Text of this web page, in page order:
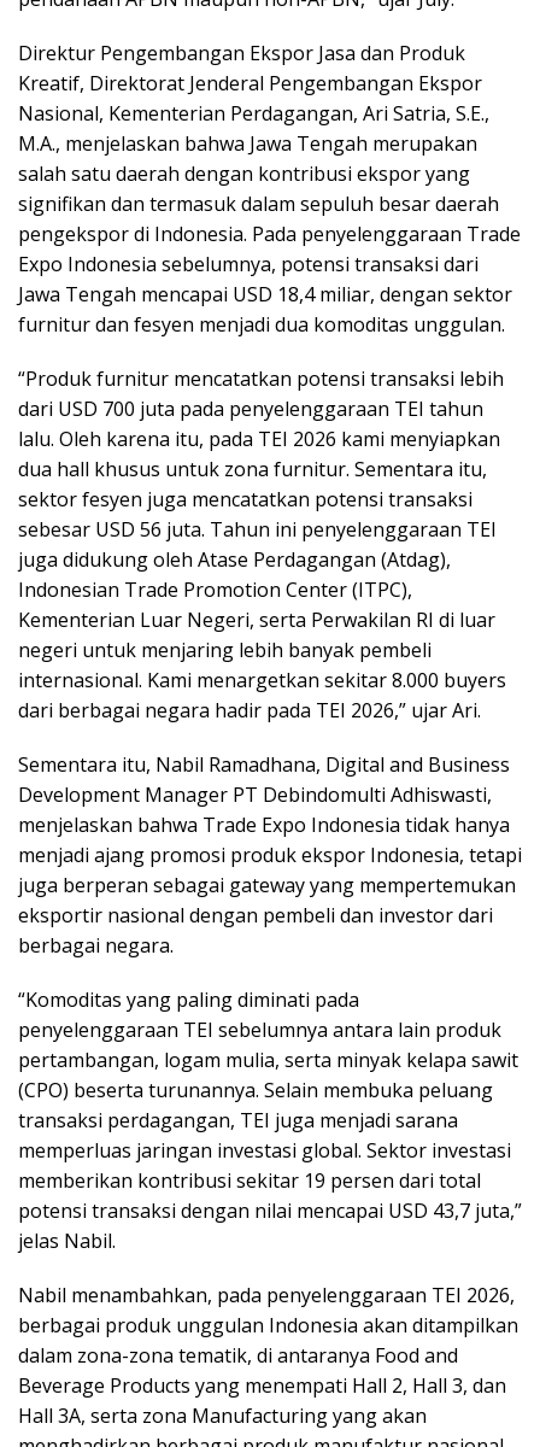
Direktur Pengembangan Ekspor Jasa dan Produk
Kreatif, Direktorat Jenderal Pengembangan Ekspor
Nasional, Kementerian Perdagangan, Ari Satria, S.E.,
M.A., menjelaskan bahwa Jawa Tengah merupakan
salah satu daerah dengan kontribusi ekspor yang
signifikan dan termasuk dalam sepuluh besar daerah
pengekspor di Indonesia. Pada penyelenggaraan Trade
Expo Indonesia sebelumnya, potensi transaksi dari
Jawa Tengah mencapai USD 18,4 miliar, dengan sektor
furnitur dan fesyen menjadi dua komoditas unggulan.
“Produk furnitur mencatatkan potensi transaksi lebih
dari USD 700 juta pada penyelenggaraan TEI tahun
lalu. Oleh karena itu, pada TEI 2026 kami menyiapkan
dua hall khusus untuk zona furnitur. Sementara itu,
sektor fesyen juga mencatatkan potensi transaksi
sebesar USD 56 juta. Tahun ini penyelenggaraan TEI
juga didukung oleh Atase Perdagangan (Atdag),
Indonesian Trade Promotion Center (ITPC),
Kementerian Luar Negeri, serta Perwakilan RI di luar
negeri untuk menjaring lebih banyak pembeli
internasional. Kami menargetkan sekitar 8.000 buyers
dari berbagai negara hadir pada TEI 2026,” ujar Ari.
Sementara itu, Nabil Ramadhana, Digital and Business
Development Manager PT Debindomulti Adhiswasti,
menjelaskan bahwa Trade Expo Indonesia tidak hanya
menjadi ajang promosi produk ekspor Indonesia, tetapi
juga berperan sebagai gateway yang mempertemukan
eksportir nasional dengan pembeli dan investor dari
berbagai negara.
“Komoditas yang paling diminati pada
penyelenggaraan TEI sebelumnya antara lain produk
pertambangan, logam mulia, serta minyak kelapa sawit
(CPO) beserta turunannya. Selain membuka peluang
transaksi perdagangan, TEI juga menjadi sarana
memperluas jaringan investasi global. Sektor investasi
memberikan kontribusi sekitar 19 persen dari total
potensi transaksi dengan nilai mencapai USD 43,7 juta,”
jelas Nabil.
Nabil menambahkan, pada penyelenggaraan TEI 2026,
berbagai produk unggulan Indonesia akan ditampilkan
dalam zona-zona tematik, di antaranya Food and
Beverage Products yang menempati Hall 2, Hall 3, dan
Hall 3A, serta zona Manufacturing yang akan